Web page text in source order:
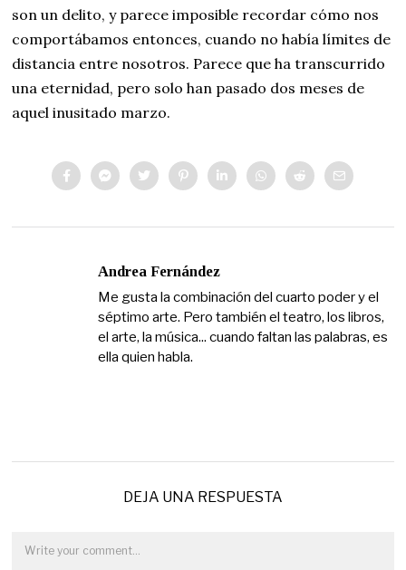
son un delito, y parece imposible recordar cómo nos
comportábamos entonces, cuando no había límites de
distancia entre nosotros. Parece que ha transcurrido
una eternidad, pero solo han pasado dos meses de
aquel inusitado marzo.
Andrea Fernández
Me gusta la combinación del cuarto poder y el
séptimo arte. Pero también el teatro, los libros,
el arte, la música... cuando faltan las palabras, es
ella quien habla.
DEJA UNA RESPUESTA